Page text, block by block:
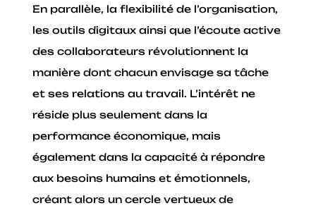
En parallèle, la flexibilité de l’organisation,
les outils digitaux ainsi que l’écoute active
des collaborateurs révolutionnent la
manière dont chacun envisage sa tâche
et ses relations au travail. L’intérêt ne
réside plus seulement dans la
performance économique, mais
également dans la capacité à répondre
aux besoins humains et émotionnels,
créant alors un cercle vertueux de